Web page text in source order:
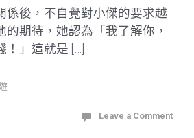
係後，不自覺對小傑的要求越
的期待，她認為「我了解你，
」這就是 […]
Leave a Comment